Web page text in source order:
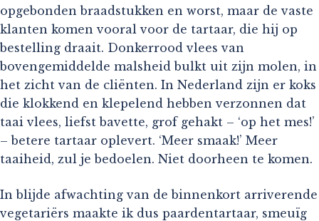
opgebonden braadstukken en worst, maar de vaste
klanten komen vooral voor de tartaar, die hij op
bestelling draait. Donkerrood vlees van
bovengemiddelde malsheid bulkt uit zijn molen, in
het zicht van de cliënten. In Nederland zijn er koks
die klokkend en klepelend hebben verzonnen dat
taai vlees, liefst bavette, grof gehakt – ‘op het mes!’
– betere tartaar oplevert. ‘Meer smaak!’ Meer
taaiheid, zul je bedoelen. Niet doorheen te komen.
In blijde afwachting van de binnenkort arriverende
vegetariërs maakte ik dus paardentartaar, smeuïg